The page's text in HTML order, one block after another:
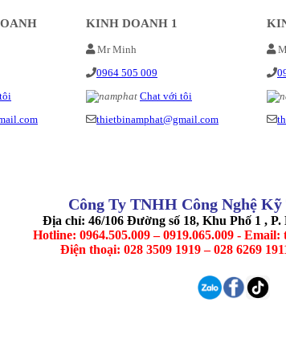
KINH DOANH 1
Mr Minh
0964 505 009
Chat với tôi
thietbinamphat@gmail.com
Công Ty TNHH Công Nghệ
Địa chỉ: 46/106 Đường số 18, Khu Phố 1 ,
Hotline: 0964.505.009 – 0919.065.009 -
Điện thoại: 028 3509 1919 – 028 6269